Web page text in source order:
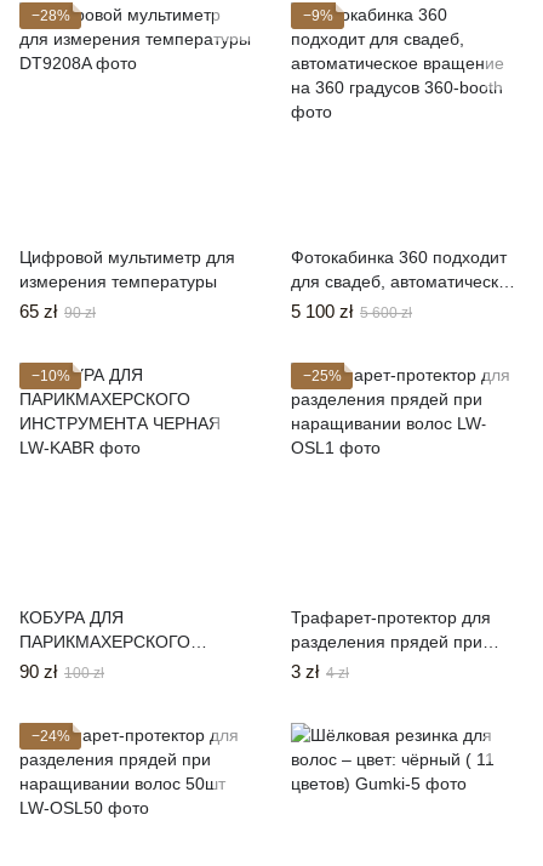
−28%
Цифровой мультиметр для
измерения температуры
65 zł 90 zł
−9%
Фотокабинка 360 подходит
для свадеб, автоматическое
вращение на 360 градусов
5 100 zł 5 600 zł
−10%
КОБУРА ДЛЯ
ПАРИКМАХЕРСКОГО
ИНСТРУМЕНТА ЧЕРНАЯ
90 zł 100 zł
−25%
Трафарет-протектор для
разделения прядей при
наращивании волос
3 zł 4 zł
−24%